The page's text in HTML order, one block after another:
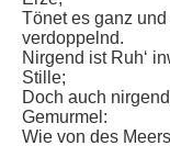
Tönet es ganz
verdoppelnd.
Nirgend ist Ruh‘
Stille;
Doch auch
Gemurmel:
Wie von des